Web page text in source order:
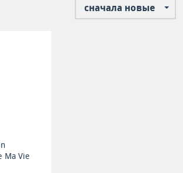
сначала новые
Ma Vie